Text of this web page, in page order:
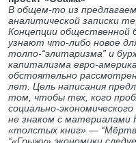
В общем-то из
аналитической записки
Концепции общественной
узнают что-либо новое
толпо-“элитаризма” и
капитализма евро-
обстоятельно
лет. Цель написания
том, чтобы тех, кого
социально-
не знаком с материалами
«тол­стых книг» —